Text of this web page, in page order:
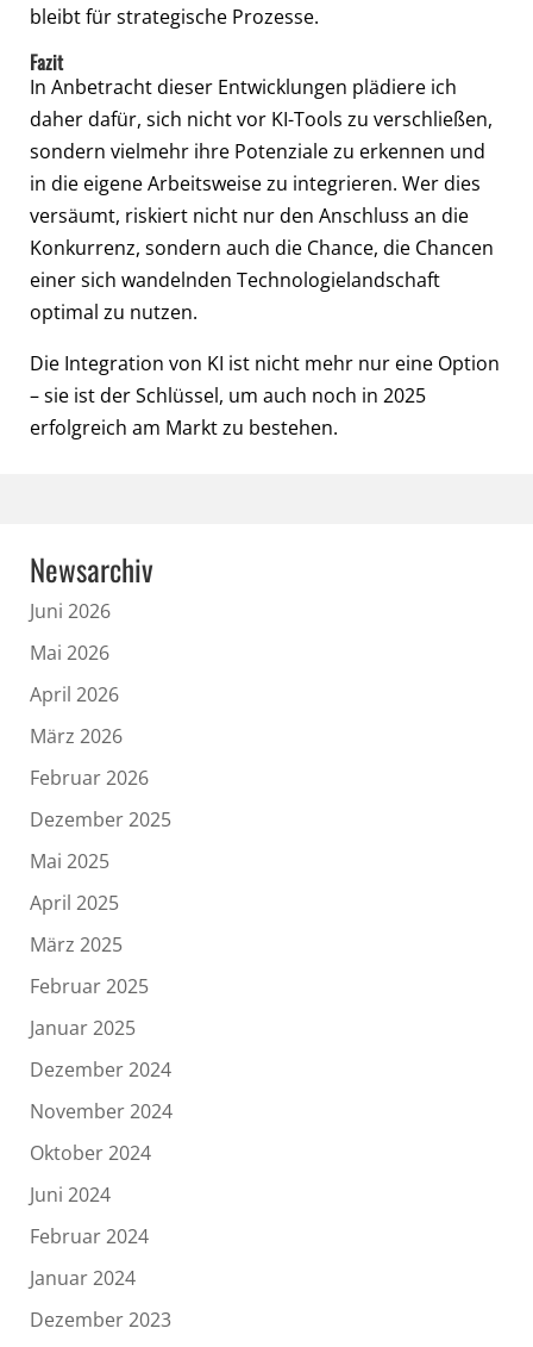
bleibt für strategische Prozesse.
Fazit
In Anbetracht dieser Entwicklungen plädiere ich
daher dafür, sich nicht vor KI-Tools zu verschließen,
sondern vielmehr ihre Potenziale zu erkennen und
in die eigene Arbeitsweise zu integrieren. Wer dies
versäumt, riskiert nicht nur den Anschluss an die
Konkurrenz, sondern auch die Chance, die Chancen
einer sich wandelnden Technologielandschaft
optimal zu nutzen.
Die Integration von KI ist nicht mehr nur eine Option
– sie ist der Schlüssel, um auch noch in 2025
erfolgreich am Markt zu bestehen.
Newsarchiv
Juni 2026
Mai 2026
April 2026
März 2026
Februar 2026
Dezember 2025
Mai 2025
April 2025
März 2025
Februar 2025
Januar 2025
Dezember 2024
November 2024
Oktober 2024
Juni 2024
Februar 2024
Januar 2024
Dezember 2023